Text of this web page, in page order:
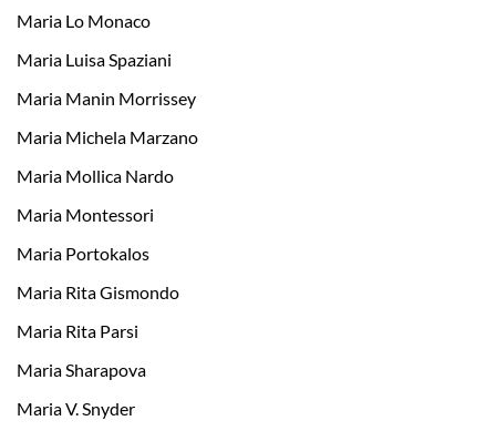
Maria Lo Monaco
Maria Luisa Spaziani
Maria Manin Morrissey
Maria Michela Marzano
Maria Mollica Nardo
Maria Montessori
Maria Portokalos
Maria Rita Gismondo
Maria Rita Parsi
Maria Sharapova
Maria V. Snyder